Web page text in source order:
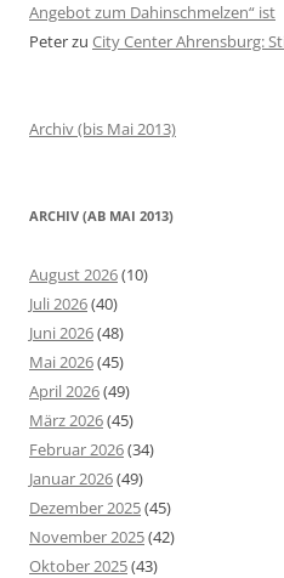
Angebot zum Dahinschmelzen“ ist
Peterzu City Center Ahrensburg:
Archiv (bis Mai 2013)
ARCHIV (AB MAI 2013)
August 2026(10)
Juli 2026(40)
Juni 2026(48)
Mai 2026(45)
April 2026(49)
März 2026(45)
Februar 2026(34)
Januar 2026(49)
Dezember 2025(45)
November 2025(42)
Oktober 2025(43)